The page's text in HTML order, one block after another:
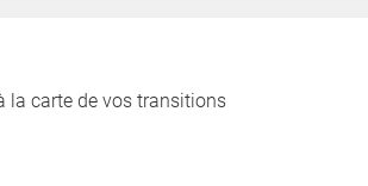
la carte de vos transitions